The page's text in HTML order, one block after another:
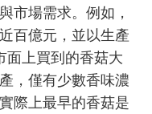
市場需求。例如，
百億元，並以生產
面上買到的香菇大
，僅有少數香味濃
際上最早的香菇是